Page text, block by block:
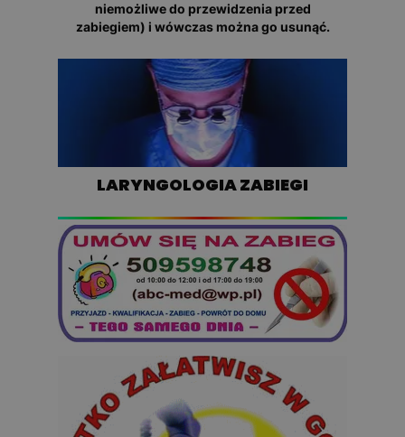
niemożliwe do przewidzenia przed
zabiegiem) i wówczas można go usunąć.
LARYNGOLOGIA ZABIEGI